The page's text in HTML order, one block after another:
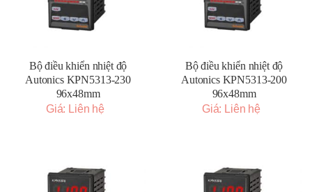
Bộ điều khiển nhiệt độ
Autonics KPN5313-230
96x48mm
Giá: Liên hệ
Bộ điều khiển nhiệt độ
Autonics KPN5313-200
96x48mm
Giá: Liên hệ